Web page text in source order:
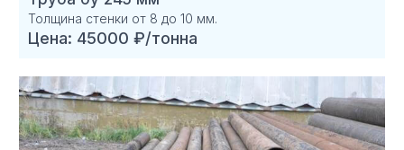
Толщина стенки от 8 до 10 мм.
Цена: 45000 ₽/тонна